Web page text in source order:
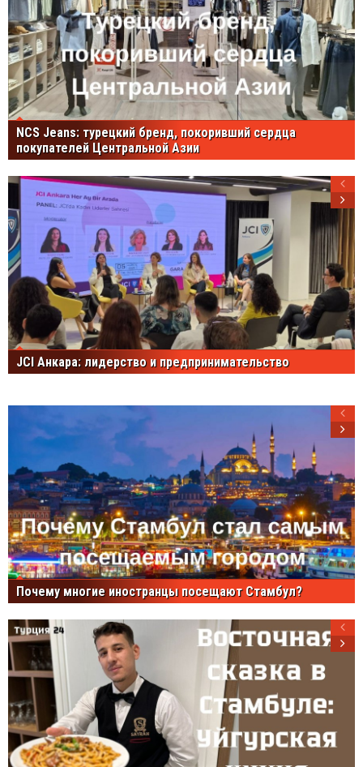
NCS Jeans: турецкий бренд, покоривший сердца
покупателей Центральной Азии
JCI Анкара: лидерство и предпринимательство
Почему многие иностранцы посещают Стамбул?